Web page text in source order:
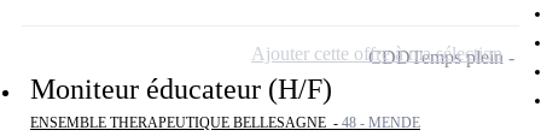
Moniteur éducateur (H/F)
ENSEMBLE THERAPEUTIQUE BELLESAGNE - 48 - MENDE
CDDTemps plein
Ajouter cette offre à ma sélection